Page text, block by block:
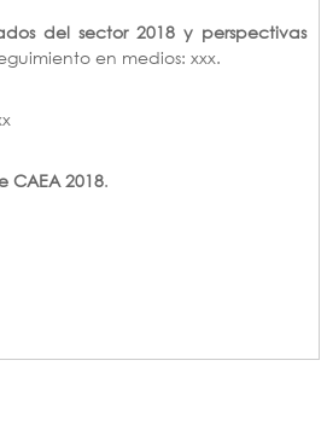
del sector 2018 y perspectivas
en medios: xxx.
2018.